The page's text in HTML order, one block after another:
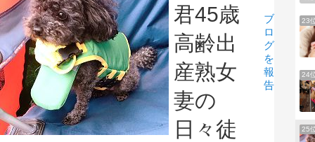
君45歳
高齢出
産熟女
妻の
日々徒
ブ
ロ
グ
を
報
告
23
24
25